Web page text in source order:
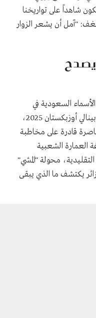
شاهداً على تواريخنا
أن يشعر الزوار
السعودية في
المحافل الدولية بعد حضورها القوي في بينالي أوزبكستان 2025،
قادرة على مخاطبة
الشعبية
محولة "المشي"
يكتشف ما الذي يبقى